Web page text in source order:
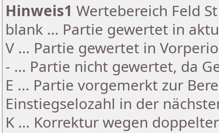
Hinweis1 Wertebereich Feld
blank ... Partie gewertet in
V ... Partie gewertet in
- ... Partie nicht gewertet, da
E ... Partie vorgemerkt zur
Einstiegselozahl in der
K ... Korrektur wegen